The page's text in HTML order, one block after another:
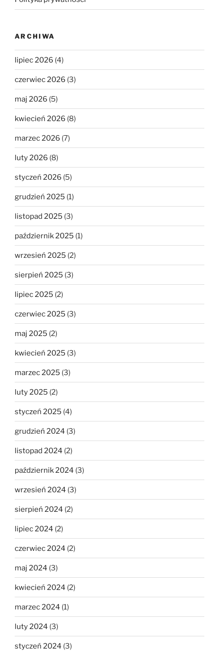
ARCHIWA
lipiec 2026 (4)
czerwiec 2026 (3)
maj 2026 (5)
kwiecień 2026 (8)
marzec 2026 (7)
luty 2026 (8)
styczeń 2026 (5)
grudzień 2025 (1)
listopad 2025 (3)
październik 2025 (1)
wrzesień 2025 (2)
sierpień 2025 (3)
lipiec 2025 (2)
czerwiec 2025 (3)
maj 2025 (2)
kwiecień 2025 (3)
marzec 2025 (3)
luty 2025 (2)
styczeń 2025 (4)
grudzień 2024 (3)
listopad 2024 (2)
październik 2024 (3)
wrzesień 2024 (3)
sierpień 2024 (2)
lipiec 2024 (2)
czerwiec 2024 (2)
maj 2024 (3)
kwiecień 2024 (2)
marzec 2024 (1)
luty 2024 (3)
styczeń 2024 (3)